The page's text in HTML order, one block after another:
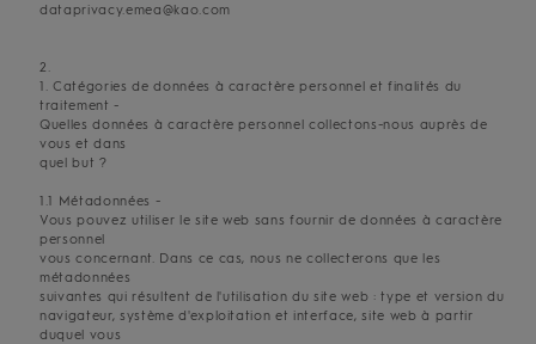
dataprivacy.emea@kao.com
2.
1. Catégories de données à caractère personnel et finalités du
traitement -
Quelles données à caractère personnel collectons-nous auprès de
vous et dans
quel but ?
1.1 Métadonnées -
Vous pouvez utiliser le site web sans fournir de données à caractère
personnel
vous concernant. Dans ce cas, nous ne collecterons que les
métadonnées
suivantes qui résultent de l'utilisation du site web : type et version du
navigateur, système d'exploitation et interface, site web à partir
duquel vous